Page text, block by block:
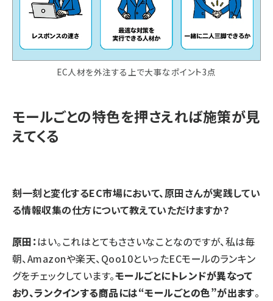
EC人材を外注する上で大事なポイント3点
モールごとの特色を押さえれば施策が見
えてくる
⸺刻一刻と変化するEC市場において、原田さんが実践してい
る情報収集の仕方について教えていただけますか？
原田：はい。これはとてもささいなことなのですが、私は毎
朝、Amazonや楽天、Qoo10といったECモールのランキン
グをチェックしています。モールごとにトレンドが異なって
おり、ランクインする商品には“モールごとの色”が出ます。